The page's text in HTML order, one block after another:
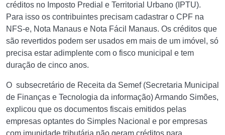
créditos no Imposto Predial e Territorial Urbano (IPTU).
Para isso os contribuintes precisam cadastrar o CPF na
NFS-e, Nota Manaus e Nota Fácil Manaus. Os créditos que
são revertidos podem ser usados em mais de um imóvel, só
precisa estar adimplente com o fisco municipal e tem
duração de cinco anos.
O subsecretário de Receita da Semef (Secretaria Municipal
de Finanças e Tecnologia da informação) Armando Simões,
explicou que os documentos fiscais emitidos pelas
empresas optantes do Simples Nacional e por empresas
com imunidade tributária não geram créditos para